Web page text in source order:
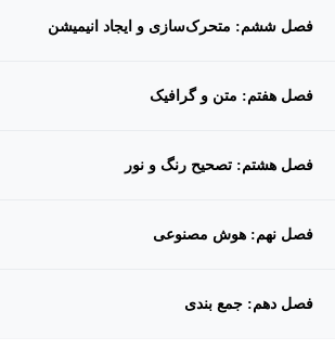
فصل ششم: متحرک‌سازی و ایجاد انیمیشن
فصل هفتم: متن و گرافیک
فصل هشتم: تصحیح رنگ و نور
فصل نهم: هوش مصنوعی
فصل دهم: جمع بندی